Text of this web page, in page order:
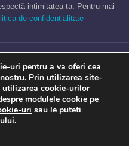
intimitatea ta. Pentru mai
de confidențialitate
Newsletter
uri pentru a va oferi cea
Prin utilizarea site-
utilizarea cookie-urilor
modulele cookie pe
uri sau le puteti